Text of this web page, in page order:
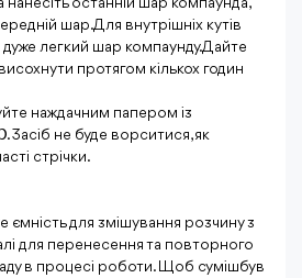
останній шар компаунда,
шар. Для внутрішніх кутів
легкий шар компаунду. Дайте
протягом кількох годин
наждачним папером із
Засіб не буде ворситися, як
стрічки.
ємність для змішування розчину з
для перенесення та повторного
в процесі роботи. Щоб сумішбув